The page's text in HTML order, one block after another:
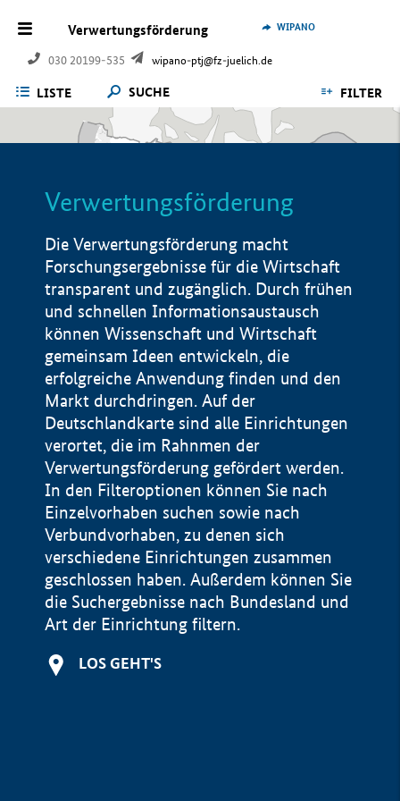
Verwertungsförderung
030 20199-535 wipano-ptj@fz-juelich.de
WIPANO
LISTE SUCHE FILTER
Verwertungsförderung
Die Verwertungsförderung macht
Forschungsergebnisse für die Wirtschaft
transparent und zugänglich. Durch frühen
und schnellen Informationsaustausch
können Wissenschaft und Wirtschaft
gemeinsam Ideen entwickeln, die
erfolgreiche Anwendung finden und den
Markt durchdringen. Auf der
Deutschlandkarte sind alle Einrichtungen
verortet, die im Rahnmen der
Verwertungsförderung gefördert werden.
In den Filteroptionen können Sie nach
Einzelvorhaben suchen sowie nach
Verbundvorhaben, zu denen sich
verschiedene Einrichtungen zusammen
geschlossen haben. Außerdem können Sie
die Suchergebnisse nach Bundesland und
Art der Einrichtung filtern.
LOS GEHT'S